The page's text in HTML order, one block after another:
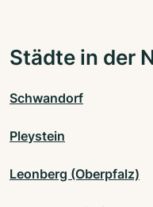
Städte in der
Schwandorf
Pleystein
Leonberg (Oberpfalz)